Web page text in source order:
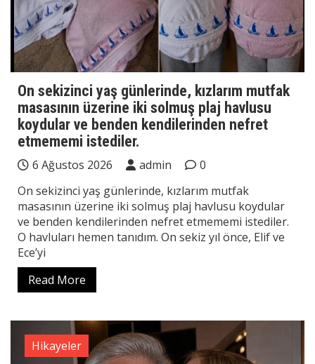
On sekizinci yaş günlerinde, kızlarım mutfak
masasının üzerine iki solmuş plaj havlusu
koydular ve benden kendilerinden nefret
etmememi istediler.
6 Ağustos 2026 admin
0
On sekizinci yaş günlerinde, kızlarım mutfak
masasının üzerine iki solmuş plaj havlusu koydular
ve benden kendilerinden nefret etmememi istediler.
O havluları hemen tanıdım. On sekiz yıl önce, Elif ve
Ece’yi
Read More
Hikayeler